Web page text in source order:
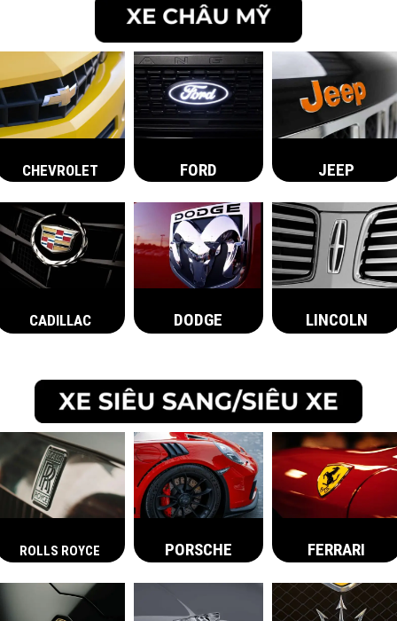
CHEVROLET FORD JEEP
CADILLAC DODGE LINCOLN
ROLLS ROYCE PORSCHE FERRARI